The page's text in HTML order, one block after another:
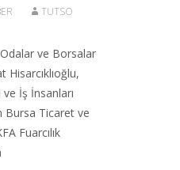
TUTSO
ve Borsalar
Hisarcıklıoğlu,
İş İnsanları
Bursa Ticaret ve
Fuarcılık